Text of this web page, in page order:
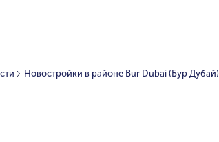
Новостройки в районе Bur Dubai (Бур Дубай)